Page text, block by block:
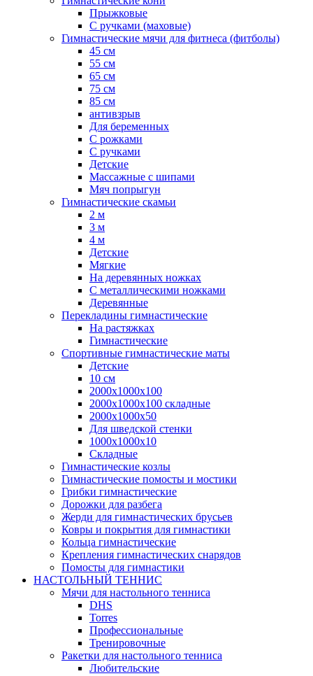
Прыжковые
С ручками (маховые)
Гимнастические мячи для фитнеса (фитболы)
45 см
55 см
65 см
75 см
85 см
антивзрыв
Для беременных
С рожками
С ручками
Детские
Массажные с шипами
Мяч попрыгун
Гимнастические скамьи
2 м
3 м
4 м
Детские
Мягкие
На деревянных ножках
С металлическими ножками
Деревянные
Перекладины гимнастические
На растяжках
Гимнастические
Спортивные гимнастические маты
Детские
10 см
2000х1000х100
2000х1000х100 складные
2000х1000х50
Для шведской стенки
1000х1000х10
Складные
Гимнастические козлы
Гимнастические помосты и мостики
Грибки гимнастические
Дорожки для разбега
Жерди для гимнастических брусьев
Ковры и покрытия для гимнастики
Кольца гимнастические
Крепления гимнастических снарядов
Помосты для гимнастики
НАСТОЛЬНЫЙ ТЕННИС
Мячи для настольного тенниса
DHS
Torres
Профессиональные
Тренировочные
Ракетки для настольного тенниса
Любительские